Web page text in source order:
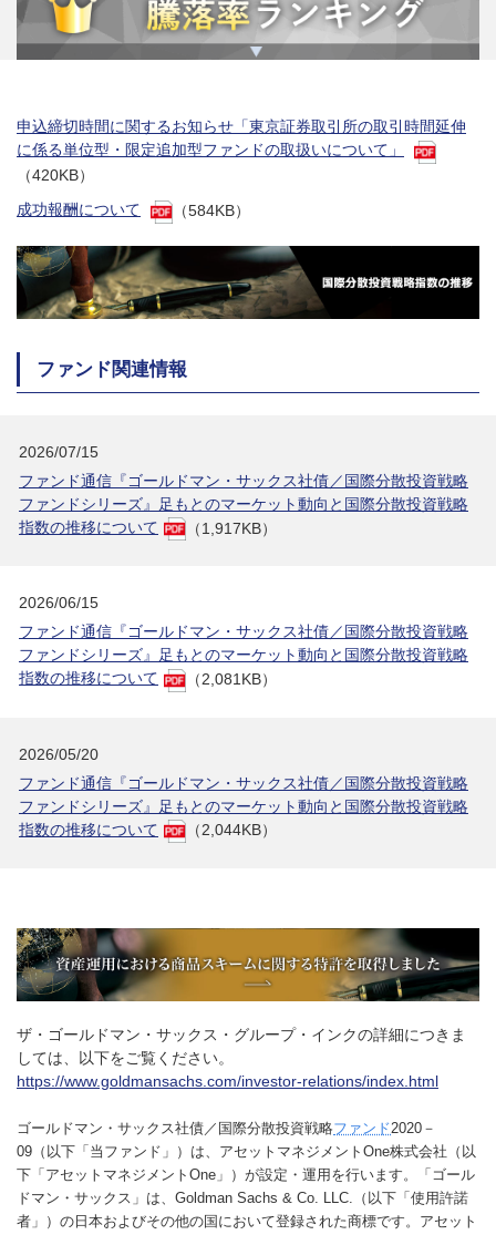
申込締切時間に関するお知らせ「東京証券取引所の取引時間延伸
に係る単位型・限定追加型ファンドの取扱いについて」
（420KB）
成功報酬について
（584KB）
ファンド関連情報
2026/07/15
ファンド通信『ゴールドマン・サックス社債／国際分散投資戦略
ファンドシリーズ』足もとのマーケット動向と国際分散投資戦略
指数の推移について
（1,917KB）
2026/06/15
ファンド通信『ゴールドマン・サックス社債／国際分散投資戦略
ファンドシリーズ』足もとのマーケット動向と国際分散投資戦略
指数の推移について
（2,081KB）
2026/05/20
ファンド通信『ゴールドマン・サックス社債／国際分散投資戦略
ファンドシリーズ』足もとのマーケット動向と国際分散投資戦略
指数の推移について
（2,044KB）
ザ・ゴールドマン・サックス・グループ・インクの詳細につきま
しては、以下をご覧ください。
https://www.goldmansachs.com/investor-relations/index.html
ゴールドマン・サックス社債／国際分散投資戦略ファンド2020－
09（以下「当ファンド」）は、アセットマネジメントOne株式会社（以
下「アセットマネジメントOne」）が設定・運用を行います。「ゴール
ドマン・サックス」は、Goldman Sachs & Co. LLC.（以下「使用許諾
者」）の日本およびその他の国において登録された商標です。アセット